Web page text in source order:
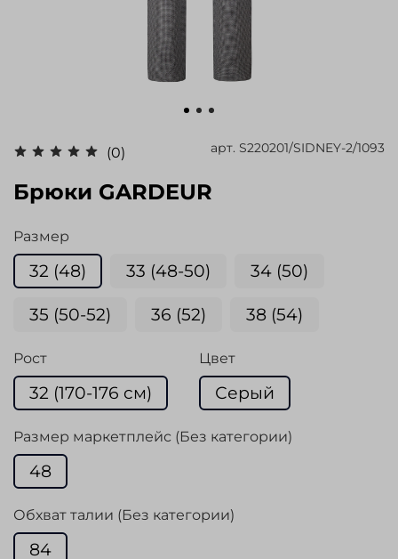
(0) арт. S220201/SIDNEY-2/1093
Брюки GARDEUR
Размер
32 (48) 33 (48-50) 34 (50)
35 (50-52) 36 (52) 38 (54)
Рост
32 (170-176 cм)
Цвет
Серый
Размер маркетплейс (Без категории)
48
Обхват талии (Без категории)
84